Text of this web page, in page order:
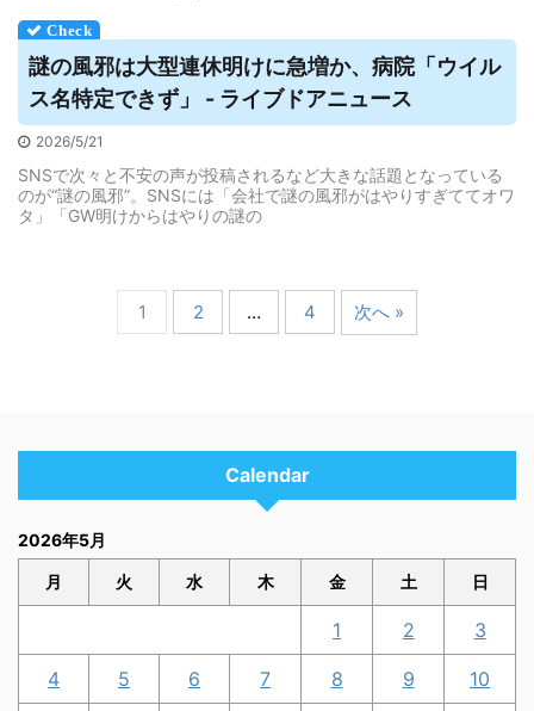
謎の風邪は大型連休明けに急増か、病院「 ウイル
ス名特定できず」 - ライブドアニュース
2026/5/21
SNSで次々と不安の声が投稿されるなど大きな話題となっている
のが“謎の風邪”。SNSには「会社で謎の風邪がはやりすぎててオワ
タ」「GW明けからはやりの謎の
1 2 … 4 次へ »
Calendar
2026年5月
月 火 水 木 金 土 日
1 2 3
4 5 6 7 8 9 10